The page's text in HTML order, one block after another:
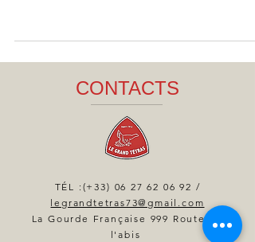
CONTACTS
TÉL :(+33) 06 27 62 06 92 /
legrandtetras73@gmail.com
La Gourde Française 999 Route de
l'abis